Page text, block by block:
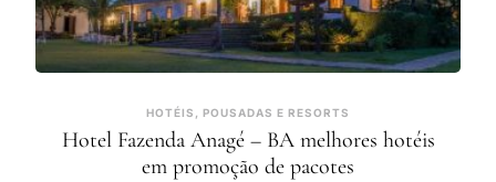
HOTÉIS, POUSADAS E RESORTS
Hotel Fazenda Anagé – BA melhores hotéis
em promoção de pacotes